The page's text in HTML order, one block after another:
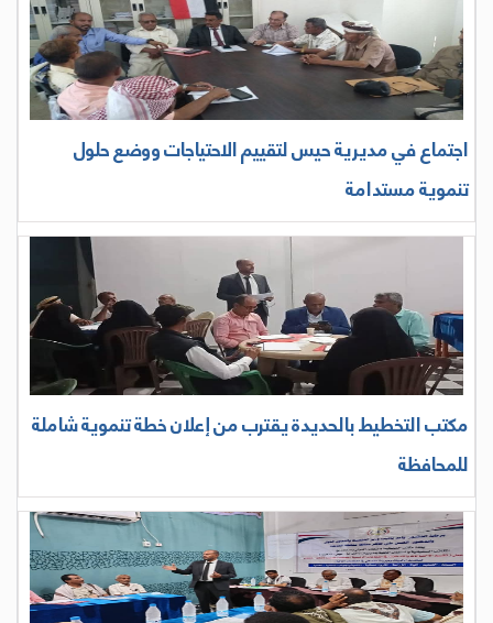
اجتماع في مديرية حيس لتقييم الاحتياجات ووضع حلول
تنموية مستدامة
مكتب التخطيط بالحديدة يقترب من إعلان خطة تنموية شاملة
للمحافظة